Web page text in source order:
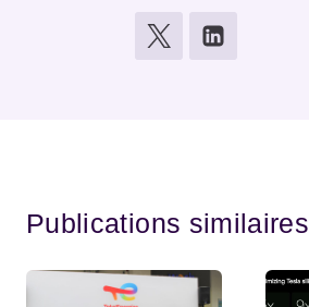
Publications similaires